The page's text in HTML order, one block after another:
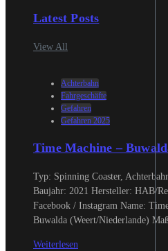
Latest Posts
View All
Achterbahn
Fahrgeschäfte
Gefahren
Gefahren 2025
Time Machine –
Typ: Spinning Coaster,
Baujahr: 2021 Hersteller: HAB/
Facebook / Instagram Name:
Buwalda (Weert/Niederlande)
Weiterlesen